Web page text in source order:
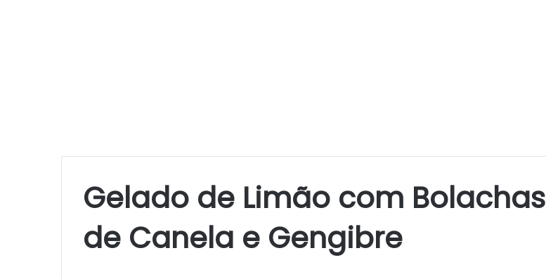
Gelado de Limão com Bolachas
de Canela e Gengibre